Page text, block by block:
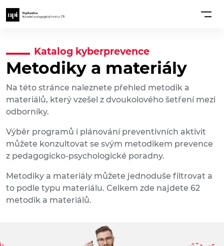
Katalog kyberprevence
Metodiky a materiály
Na této stránce naleznete přehled metodik a
materiálů, který vzešel z dvoukolového šetření mezi
odborníky.
Výběr programů i plánování preventivních aktivit
můžete konzultovat se svým metodikem prevence
z pedagogicko-psychologické poradny.
Metodiky a materiály můžete jednoduše filtrovat a
to podle typu materiálu. Celkem zde najdete 62
metodik a materiálů.